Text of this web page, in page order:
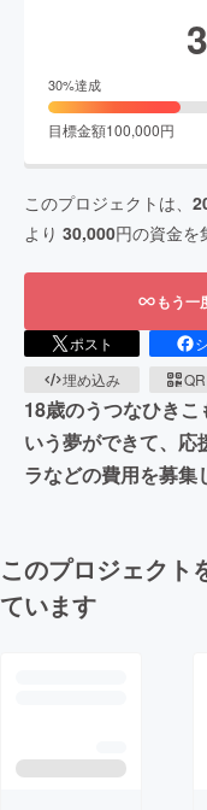
30%達成
目標金額100,000円
このプロジェクトは、
より 30,000円の資金を
もう一
ポスト
埋め込み
18歳のうつなひき
いう夢ができて、応
ラなどの費用を募集
このプロジェクト
ています